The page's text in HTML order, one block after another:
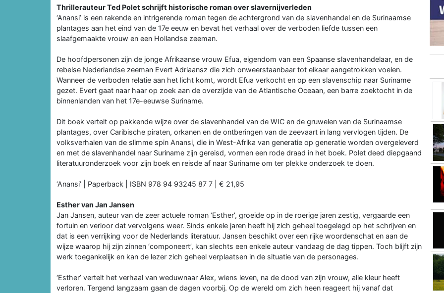
Thrillerauteur Ted Polet schrijft historische roman over slavernijverleden
‘Anansi’ is een rakende en intrigerende roman tegen de achtergrond van de slavenhandel en de Surinaamse
plantages aan het eind van de 17e eeuw en bevat het verhaal over de verboden liefde tussen een
slaafgemaakte vrouw en een Hollandse zeeman.
De hoofdpersonen zijn de jonge Afrikaanse vrouw Efua, eigendom van een Spaanse slavenhandelaar, en de
rebelse Nederlandse zeeman Evert Adriaansz die zich onweerstaanbaar tot elkaar aangetrokken voelen.
Wanneer de verboden relatie aan het licht komt, wordt Efua verkocht en op een slavenschip naar Suriname
gezet. Evert gaat naar haar op zoek aan de overzijde van de Atlantische Oceaan, een barre zoektocht in de
binnenlanden van het 17e-eeuwse Suriname.
Dit boek vertelt op pakkende wijze over de slavenhandel van de WIC en de gruwelen van de Surinaamse
plantages, over Caribische piraten, orkanen en de ontberingen van de zeevaart in lang vervlogen tijden. De
volksverhalen van de slimme spin Anansi, die in West-Afrika van generatie op generatie worden overgeleverd
en met de slavenhandel naar Suriname zijn gereisd, vormen een rode draad in het boek. Polet deed diepgaand
literatuuronderzoek voor zijn boek en reisde af naar Suriname om ter plekke onderzoek te doen.
‘Anansi’ | Paperback | ISBN 978 94 93245 87 7 | € 21,95
Esther van Jan Jansen
Jan Jansen, auteur van de zeer actuele roman ‘Esther’, groeide op in de roerige jaren zestig, vergaarde een
fortuin en verloor dat vervolgens weer. Sinds enkele jaren heeft hij zich geheel toegelegd op het schrijven en
dat is een verrijking voor de Nederlands literatuur. Jansen beschikt over een rijke woordenschat en aan de
wijze waarop hij zijn zinnen ‘componeert’, kan slechts een enkele auteur vandaag de dag tippen. Toch blijft zijn
werk toegankelijk en kan de lezer zich geheel verplaatsen in de situatie van de personages.
‘Esther’ vertelt het verhaal van weduwnaar Alex, wiens leven, na de dood van zijn vrouw, alle kleur heeft
verloren. Tergend langzaam gaan de dagen voorbij. Op de wereld om zich heen reageert hij vanaf dat